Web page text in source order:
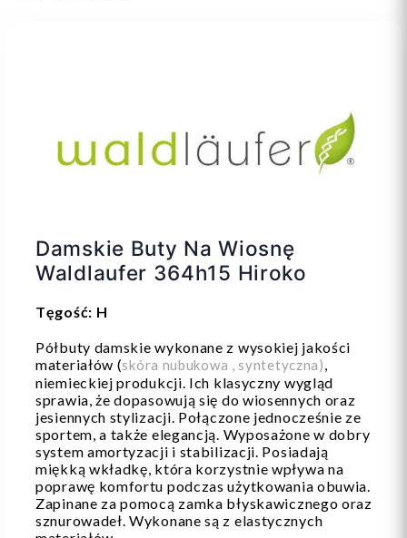
Damskie Buty Na Wiosnę
Waldlaufer 364h15 Hiroko
Tęgość: H
Półbuty damskie wykonane z wysokiej jakości
materiałów (skóra nubukowa , syntetyczna)
niemieckiej produkcji. Ich klasyczny wygląd
sprawia, że dopasowują się do wiosennych oraz
jesiennych stylizacji. Połączone jednocześnie ze
sportem, a także elegancją. Wyposażone w dobry
system amortyzacji i stabilizacji. Posiadają
miękką wkładkę, która korzystnie wpływa na
poprawę komfortu podczas użytkowania obuwia.
Zapinane za pomocą zamka błyskawicznego oraz
sznurowadeł. Wykonane są z elastycznych